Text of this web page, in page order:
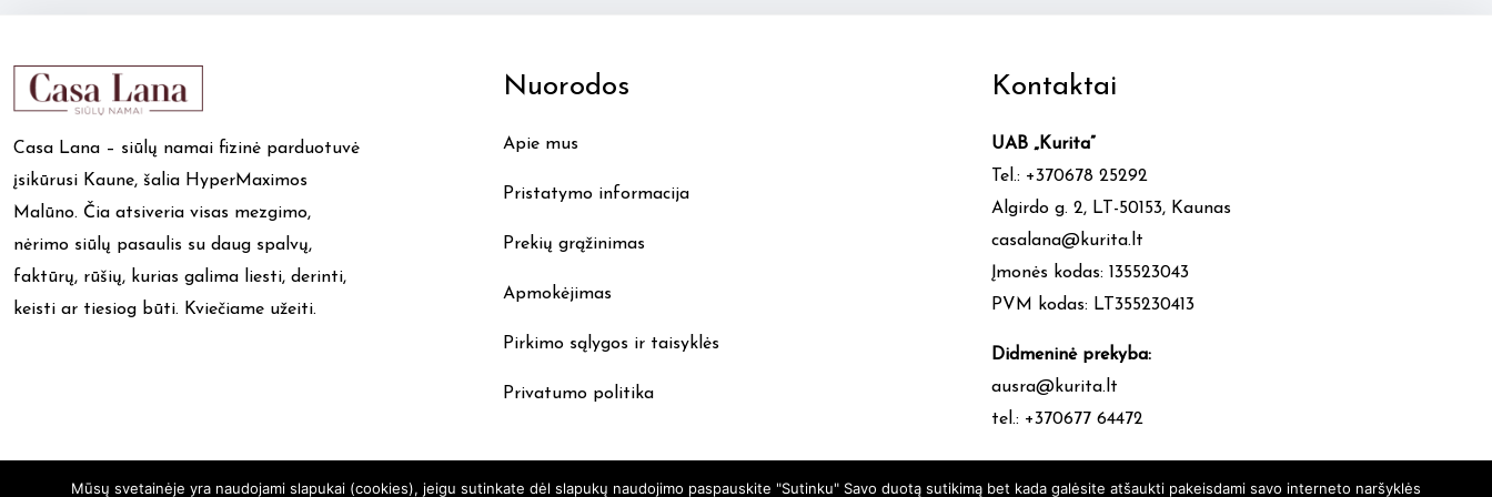
may
product
Casa Lana – siūlų namai fizinė parduotuvė
įsikūrusi Kaune, šalia HyperMaximos
Malūno. Čia atsiveria visas mezgimo,
nėrimo siūlų pasaulis su daug spalvų,
faktūrų, rūšių, kurias galima liesti, derinti,
keisti ar tiesiog būti. Kviečiame užeiti.
Nuorodos
Apie mus
Pristatymo informacija
Prekių grąžinimas
Apmokėjimas
Pirkimo sąlygos ir taisyklės
Privatumo politika
Kontaktai
UAB „Kurita”
Tel.: +370678 25292
Algirdo g. 2, LT-50153, Kaunas
casalana@kurita.lt
Įmonės kodas: 135523043
PVM kodas: LT355230413
Didmeninė prekyba:
ausra@kurita.lt
tel.: +370677 64472
Mūsų svetainėje yra naudojami slapukai (cookies), jeigu sutinkate dėl slapukų naudojimo paspauskite "Sutinku" Savo duotą sutikimą bet kada galėsite atšaukti pakeisdami savo interneto naršyklės